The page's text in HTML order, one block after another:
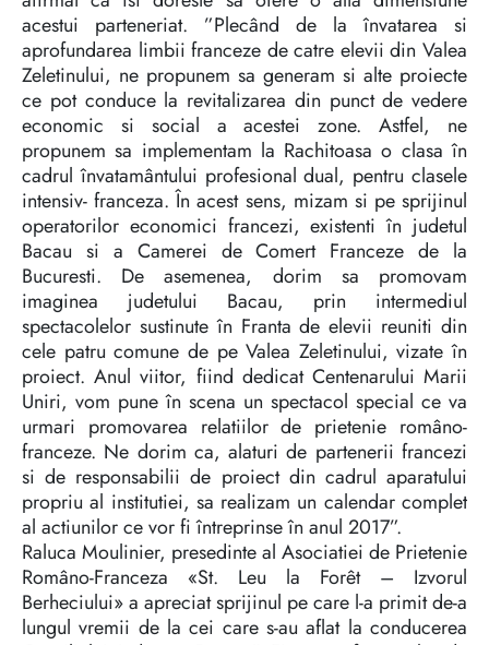
acestui parteneriat. ”Plecând de la învatarea si
aprofundarea limbii franceze de catre elevii din Valea
Zeletinului, ne propunem sa generam si alte proiecte
ce pot conduce la revitalizarea din punct de vedere
economic si social a acestei zone. Astfel, ne
propunem sa implementam la Rachitoasa o clasa în
cadrul învatamântului profesional dual, pentru clasele
intensiv- franceza. În acest sens, mizam si pe sprijinul
operatorilor economici francezi, existenti în judetul
Bacau si a Camerei de Comert Franceze de la
Bucuresti. De asemenea, dorim sa promovam
imaginea judetului Bacau, prin intermediul
spectacolelor sustinute în Franta de elevii reuniti din
cele patru comune de pe Valea Zeletinului, vizate în
proiect. Anul viitor, fiind dedicat Centenarului Marii
Uniri, vom pune în scena un spectacol special ce va
urmari promovarea relatiilor de prietenie româno-
franceze. Ne dorim ca, alaturi de partenerii francezi
si de responsabilii de proiect din cadrul aparatului
propriu al institutiei, sa realizam un calendar complet
al actiunilor ce vor fi întreprinse în anul 2017”.
Raluca Moulinier, presedinte al Asociatiei de Prietenie
Româno-Franceza «St. Leu la Forêt – Izvorul
Berheciului» a apreciat sprijinul pe care l-a primit de-a
lungul vremii de la cei care s-au aflat la conducerea